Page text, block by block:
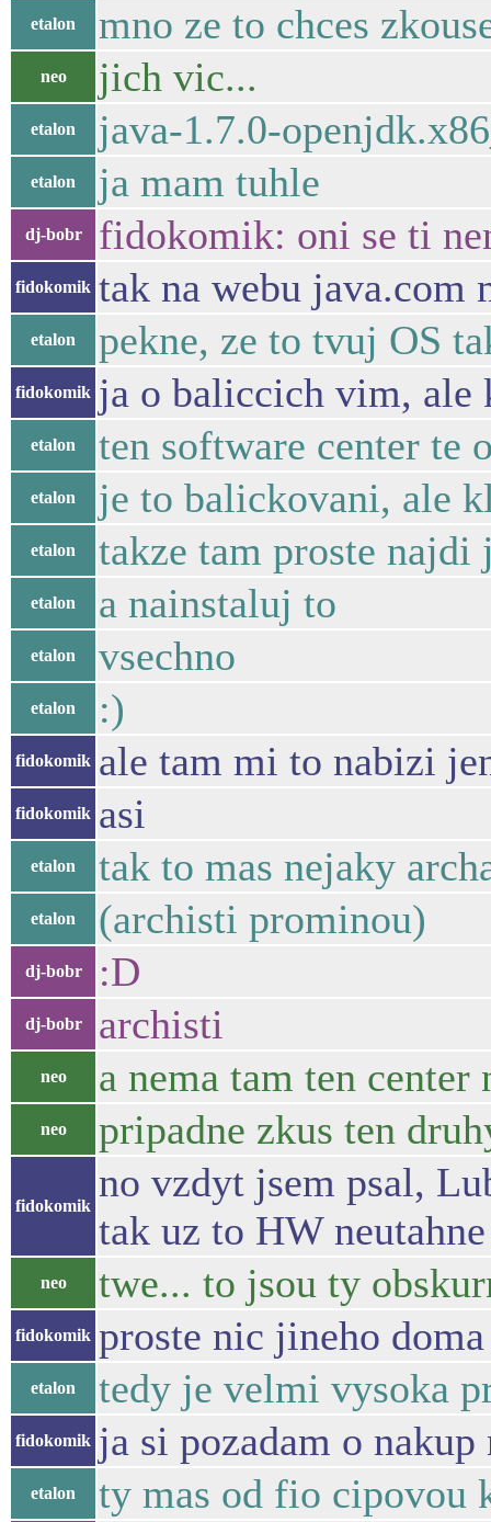
etalon mno ze to chces
neo jich vic...
etalon java-1.7.0-
etalon ja mam tuhle
dj-bobr fidokomik: oni se ti
fidokomik tak na webu java.com
etalon pekne, ze to tvuj OS
fidokomik ja o baliccich vim, ale
etalon ten software center te
etalon je to balickovani, ale
etalon takze tam proste najdi
etalon a nainstaluj to
etalon vsechno
etalon :)
fidokomik ale tam mi to nabizi
fidokomik asi
etalon tak to mas nejaky
etalon (archisti prominou)
dj-bobr :D
dj-bobr archisti
neo a nema tam ten center
neo pripadne zkus ten
fidokomik
no vzdyt jsem psal,
tak uz to HW neutahne
neo twe... to jsou ty
fidokomik proste nic jineho
etalon tedy je velmi vysoka
fidokomik ja si pozadam o
etalon ty mas od fio cipovou